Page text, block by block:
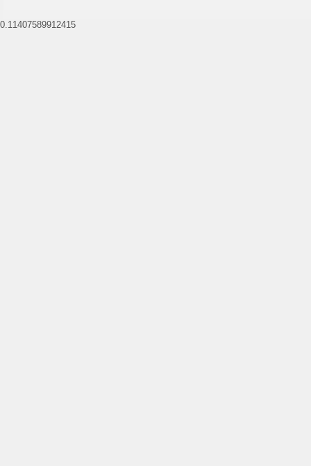
0.11407589912415